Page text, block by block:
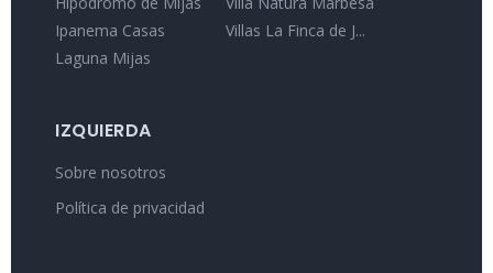
Ipanema Casas
Laguna Mijas
Villas La Finca de J...
IZQUIERDA
Sobre nosotros
Política de privacidad